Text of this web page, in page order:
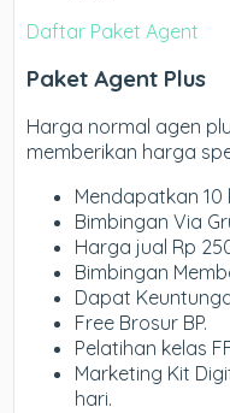
Daftar Paket Agent
Paket Agent Plus
Harga normal agen
memberikan harga
Mendapatkan 10
Bimbingan Via
Harga jual Rp
Bimbingan
Dapat
Free Brosur BP.
Pelatihan kelas
Marketing Kit
hari.